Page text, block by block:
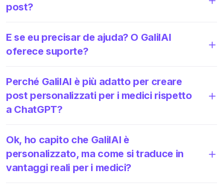
post?
E se eu precisar de ajuda? O GalilAI
oferece suporte?
Perché GalilAI è più adatto per creare
post personalizzati per i medici rispetto
a ChatGPT?
Ok, ho capito che GalilAI è
personalizzato, ma come si traduce in
vantaggi reali per i medici?